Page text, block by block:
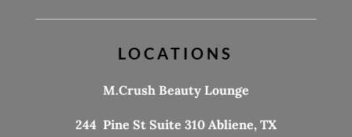
LOCATIONS
M.Crush Beauty Lounge
244 Pine St Suite 310 Abliene, TX